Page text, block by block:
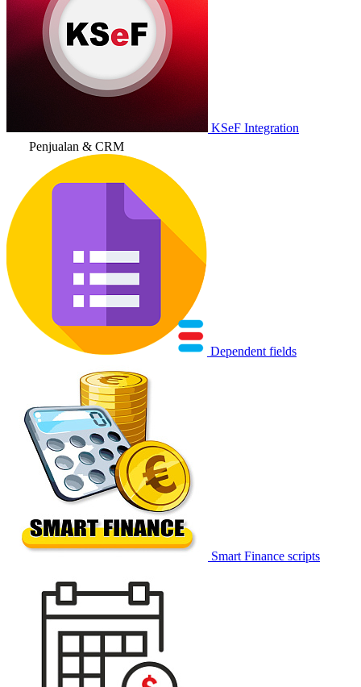
KSeF Integration
Penjualan & CRM
Dependent fields
Smart Finance scripts